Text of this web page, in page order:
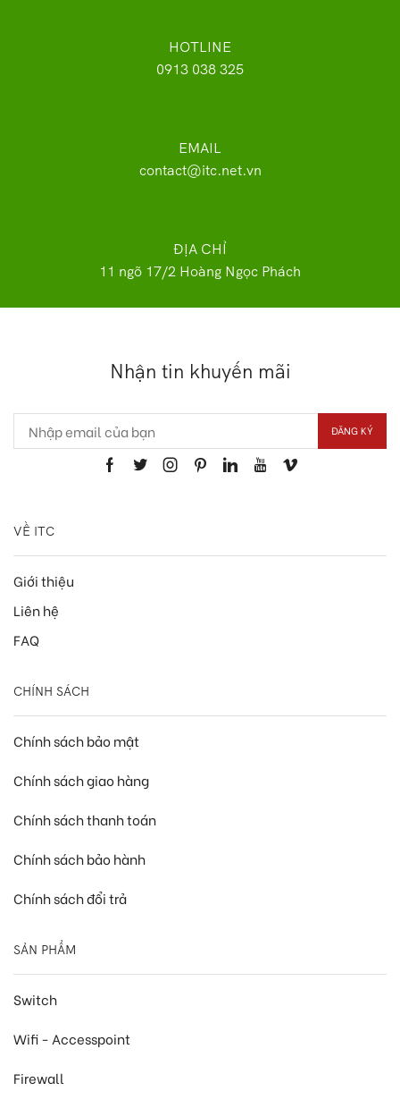
HOTLINE
0913 038 325
EMAIL
contact@itc.net.vn
ĐỊA CHỈ
11 ngõ 17/2 Hoàng Ngọc Phách
Nhận tin khuyến mãi
VỀ ITC
Giới thiệu
Liên hệ
FAQ
CHÍNH SÁCH
Chính sách bảo mật
Chính sách giao hàng
Chính sách thanh toán
Chính sách bảo hành
Chính sách đổi trả
SẢN PHẨM
Switch
Wifi - Accesspoint
Firewall